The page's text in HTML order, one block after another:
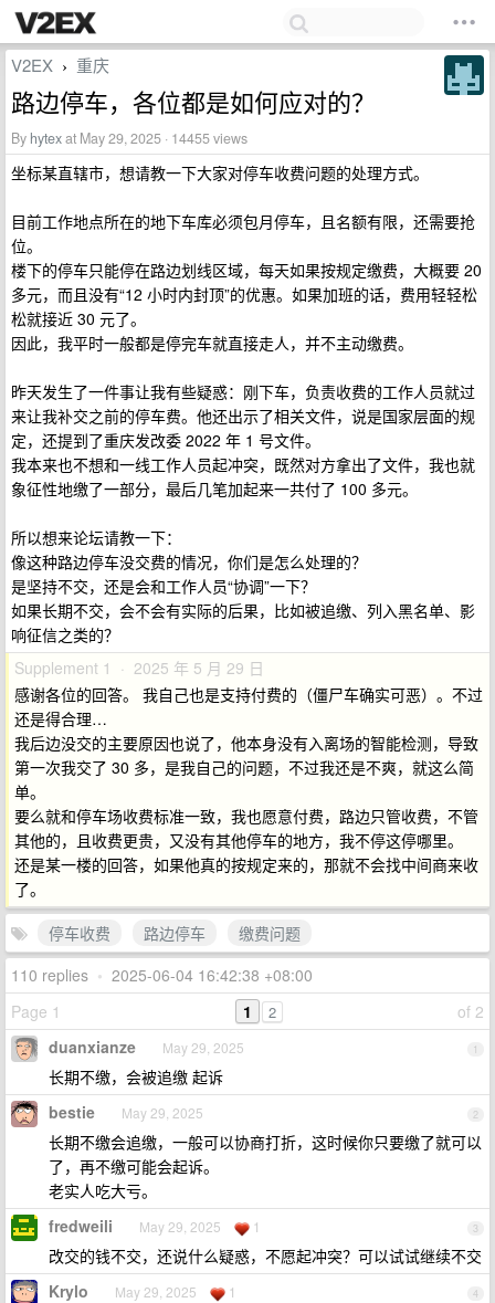
V2EX › 重庆
路边停车，各位都是如何应对的？
By hytexat May 29, 2025 · 14455 views
坐标某直辖市，想请教一下大家对停车收费问题的处理方式。
目前工作地点所在的地下车库必须包月停车，且名额有限，还需要抢
位。
楼下的停车只能停在路边划线区域，每天如果按规定缴费，大概要 20
多元，而且没有“12 小时内封顶”的优惠。如果加班的话，费用轻轻松
松就接近 30 元了。
因此，我平时一般都是停完车就直接走人，并不主动缴费。
昨天发生了一件事让我有些疑惑：刚下车，负责收费的工作人员就过
来让我补交之前的停车费。他还出示了相关文件，说是国家层面的规
定，还提到了重庆发改委 2022 年 1 号文件。
我本来也不想和一线工作人员起冲突，既然对方拿出了文件，我也就
象征性地缴了一部分，最后几笔加起来一共付了 100 多元。
所以想来论坛请教一下：
像这种路边停车没交费的情况，你们是怎么处理的？
是坚持不交，还是会和工作人员“协调”一下？
如果长期不交，会不会有实际的后果，比如被追缴、列入黑名单、影
响征信之类的？
Supplement 1 · 2025 年 5 月 29 日
感谢各位的回答。 我自己也是支持付费的（僵尸车确实可恶）。不过
还是得合理…
我后边没交的主要原因也说了，他本身没有入离场的智能检测，导致
第一次我交了 30 多，是我自己的问题，不过我还是不爽，就这么简
单。
要么就和停车场收费标准一致，我也愿意付费，路边只管收费，不管
其他的，且收费更贵，又没有其他停车的地方，我不停这停哪里。
还是某一楼的回答，如果他真的按规定来的，那就不会找中间商来收
了。
停车收费
路边停车
缴费问题
110 replies • 2025-06-04 16:42:38 +08:00
Page 1
of 2
1 2
1
duanxianze May 29, 2025
长期不缴，会被追缴 起诉
2
bestie May 29, 2025
长期不缴会追缴，一般可以协商打折，这时候你只要缴了就可以
了，再不缴可能会起诉。
老实人吃大亏。
3
fredweili May 29, 2025 1
改交的钱不交，还说什么疑惑，不愿起冲突？可以试试继续不交
4
Krylo May 29, 2025 1